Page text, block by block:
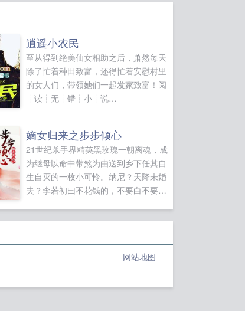
逍遥小农民
至从得到绝美仙女相助之后，萧然每天
除了忙着种田致富，还得忙着安慰村里
的女人们，带领她们一起发家致富！阅
┊读┊无┊错┊小┊说
嫡女归来之步步倾心
21世纪杀手界精英黑玫瑰一朝离魂，成
为继母以命中带煞为由送到乡下任其自
生自灭的一枚小可怜。纳尼？天降未婚
夫？李若初曰不花钱的，不要白不要。
呀，瞎磨叽什么呀？来来来，姐一般直
接动手。啥？继妹要抢未婚夫？不好意
曰嗯，这才是我的女人该有的气度。一
网站地图